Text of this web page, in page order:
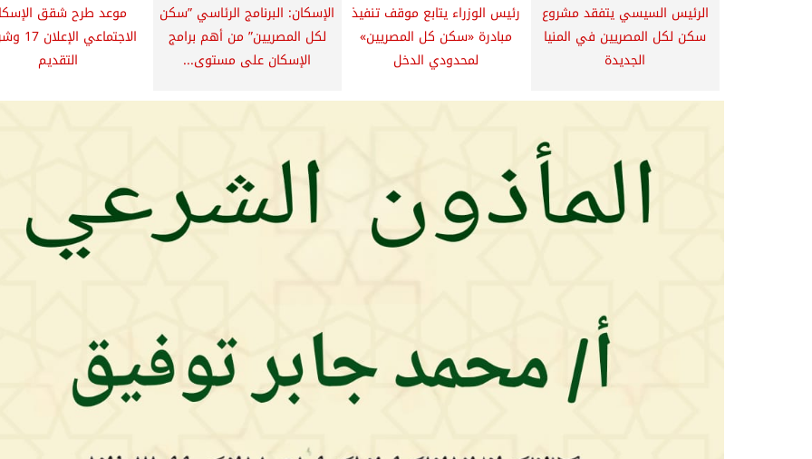
الرئيس السيسي يتفقد مشروع
سكن لكل المصريين في المنيا
الجديدة
رئيس الوزراء يتابع موقف تنفيذ
مبادرة «سكن كل المصريين»
لمحدودي الدخل
الإسكان: البرنامج الرئاسي ”سكن
لكل المصريين” من أهم برامج
الإسكان على مستوى...
موعد طرح شقق
الاجتماعي
التقديم